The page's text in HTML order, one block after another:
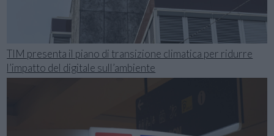
TIM presenta il piano di transizione climatica per ridurre
l’impatto del digitale sull’ambiente